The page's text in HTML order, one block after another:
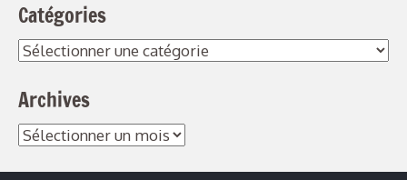
Catégories
Catégories
Archives
Archives